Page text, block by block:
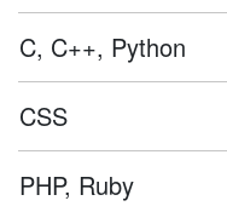
C, C++, Python
CSS
PHP, Ruby